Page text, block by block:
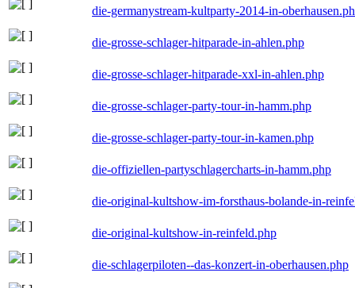
die-germanystream-kultparty-2014-in-
die-grosse-schlager-hitparade-in-ahlen.php
die-grosse-schlager-hitparade-xxl-in-ahlen.php
die-grosse-schlager-party-tour-in-hamm.php
die-grosse-schlager-party-tour-in-kamen.php
die-offiziellen-partyschlagercharts-in-hamm.php
die-original-kultshow-im-forsthaus-bolande-in-
die-original-kultshow-in-reinfeld.php
die-schlagerpiloten--das-konzert-in-oberhausen.php